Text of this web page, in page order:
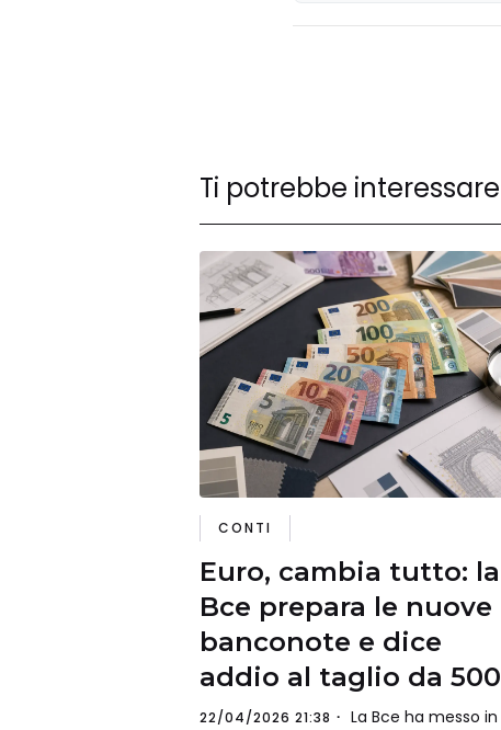
Ti potrebbe interessare
CONTI
Euro, cambia tutto: la
Bce prepara le nuove
banconote e dice
addio al taglio da 500
22/04/2026 21:38 La Bce ha messo in